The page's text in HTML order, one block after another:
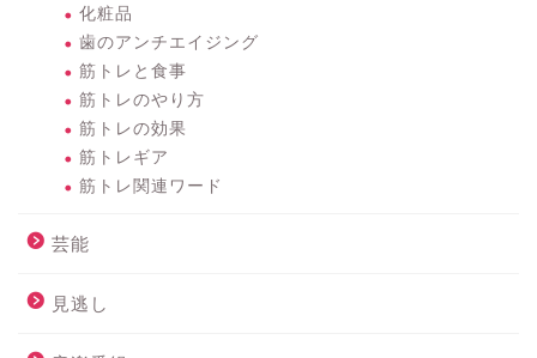
化粧品
歯のアンチエイジング
筋トレと食事
筋トレのやり方
筋トレの効果
筋トレギア
筋トレ関連ワード
芸能
見逃し